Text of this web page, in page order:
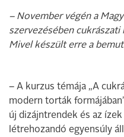
– November végén a
szervezésében
Mivel készült erre a
– A kurzus témája „A
modern torták
új dizájntrendek és az
létrehozandó egyensúly